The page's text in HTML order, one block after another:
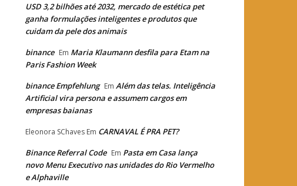
USD 3,2 bilhões até 2032, mercado de estética pet
ganha formulações inteligentes e produtos que
cuidam da pele dos animais
binance Em Maria Klaumann desfila para Etam na
Paris Fashion Week
binance Empfehlung Em Além das telas. Inteligência
Artificial vira persona e assumem cargos em
empresas baianas
Eleonora SChaves Em CARNAVAL É PRA PET?
Binance Referral Code Em Pasta em Casa lança
novo Menu Executivo nas unidades do Rio Vermelho
e Alphaville